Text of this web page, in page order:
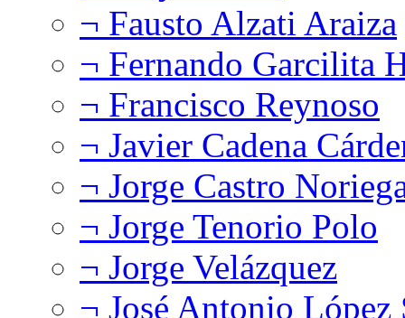
¬ Fausto Alzati Araiza
¬ Fernando Garcilita
¬ Francisco Reynoso
¬ Javier Cadena
¬ Jorge Castro
¬ Jorge Tenorio Polo
¬ Jorge Velázquez
¬ José Antonio López